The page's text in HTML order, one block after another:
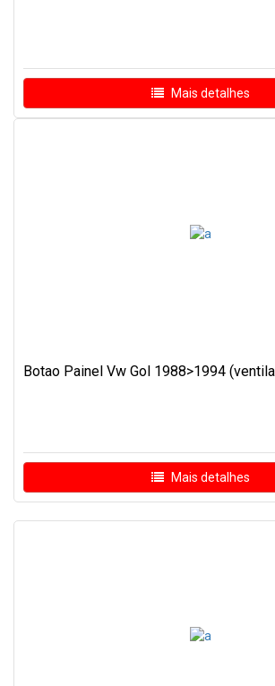
Mais detalhes
Botao Painel Vw Gol 1988>1994
Mais detalhes